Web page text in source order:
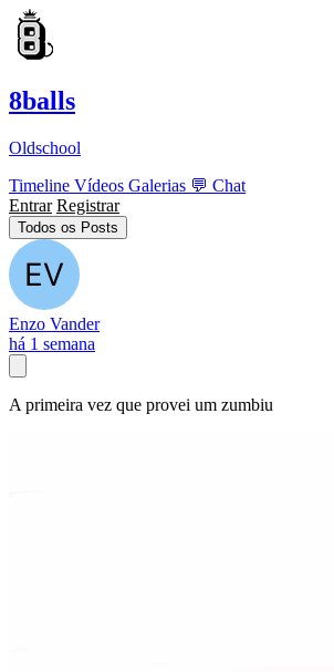
8balls
Oldschool
Timeline Vídeos Galerias 💬 Chat
Entrar Registrar
Todos os Posts
Enzo Vander
há 1 semana
A primeira vez que provei um zumbiu